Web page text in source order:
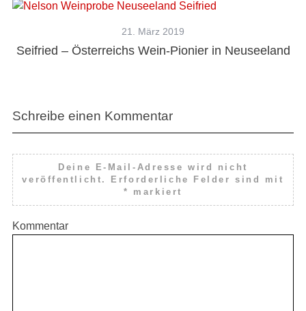
21. März 2019
Seifried – Österreichs Wein-Pionier in Neuseeland
Schreibe einen Kommentar
Deine E-Mail-Adresse wird nicht
veröffentlicht.
Erforderliche Felder sind mit
*
markiert
Kommentar